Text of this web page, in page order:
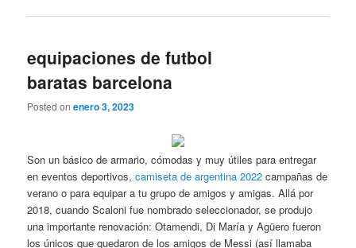
equipaciones de futbol
baratas barcelona
Posted onenero 3, 2023
Son un básico de armario, cómodas y muy útiles para entregar
en eventos deportivos,camiseta de argentina 2022 campañas de
verano o para equipar a tu grupo de amigos y amigas. Allá por
2018, cuando Scaloni fue nombrado seleccionador, se produjo
una importante renovación: Otamendi, Di María y Agüero fueron
los únicos que quedaron de los amigos de Messi (así llamaba